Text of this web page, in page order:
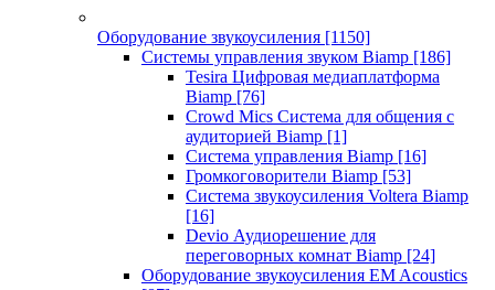
Оборудование звукоусиления [1150]
Системы управления звуком Biamp [186]
Tesira Цифровая медиаплатформа
Biamp [76]
Crowd Mics Система для общения с
аудиторией Biamp [1]
Система управления Biamp [16]
Громкоговорители Biamp [53]
Система звукоусиления Voltera Biamp
[16]
Devio Аудиорешение для
переговорных комнат Biamp [24]
Оборудование звукоусиления EM Acoustics